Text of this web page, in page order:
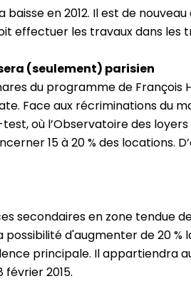
baisse en 2012. Il est de
effectuer les travaux dans les
(seulement) parisien
du programme de
Face aux récriminations du
où l’Observatoire des
15 à 20 % des
secondaires en zone tendue
d'augmenter de 20
principale. Il appartiendra
février 2015.